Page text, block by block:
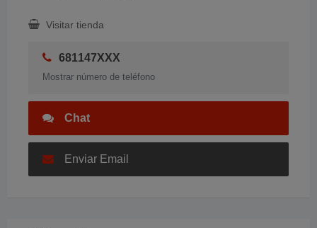
Visitar tienda
681147XXX
Mostrar número de teléfono
Chat
Enviar Email